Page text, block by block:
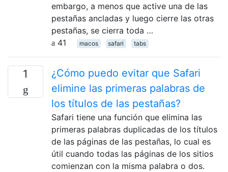
embargo, a menos que active una de las
pestañas ancladas y luego cierre las otras
pestañas, se cierra toda …
41
macos safari tabs
1
¿Cómo puedo evitar que Safari
elimine las primeras palabras de
los títulos de las pestañas?
Safari tiene una función que elimina las
primeras palabras duplicadas de los títulos
de las páginas de las pestañas, lo cual es
útil cuando todas las páginas de los sitios
comienzan con la misma palabra o dos.